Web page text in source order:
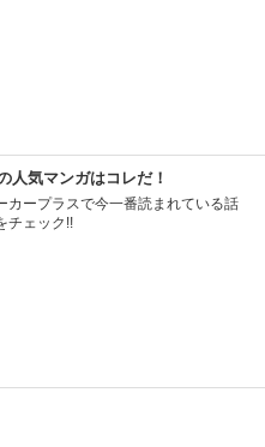
人気マンガはコレだ！
カープラスで今一番読まれている話
チェック!!